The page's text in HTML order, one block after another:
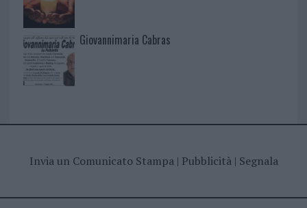
Giovannimaria Cabras
Invia un Comunicato Stampa| Pubblicità| Segnala